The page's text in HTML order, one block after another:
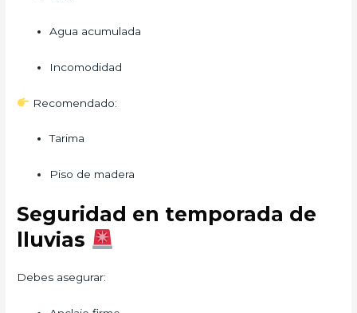
Agua acumulada
Incomodidad
Recomendado:
Tarima
Piso de madera
Seguridad en temporada de
lluvias
Debes asegurar: